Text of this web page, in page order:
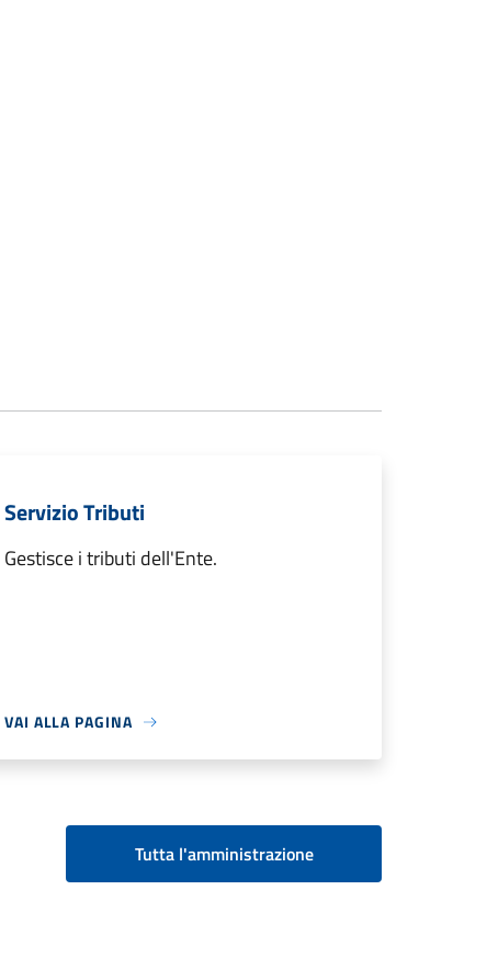
Servizio Tributi
Gestisce i tributi dell'Ente.
VAI ALLA PAGINA
Tutta l'amministrazione